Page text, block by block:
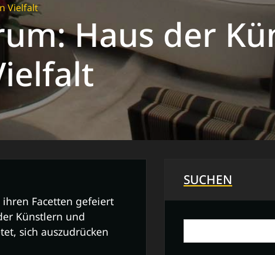
Vielfalt
Haus der
Facetten gefeiert
Künstlern und
sich auszudrücken
SUCHEN